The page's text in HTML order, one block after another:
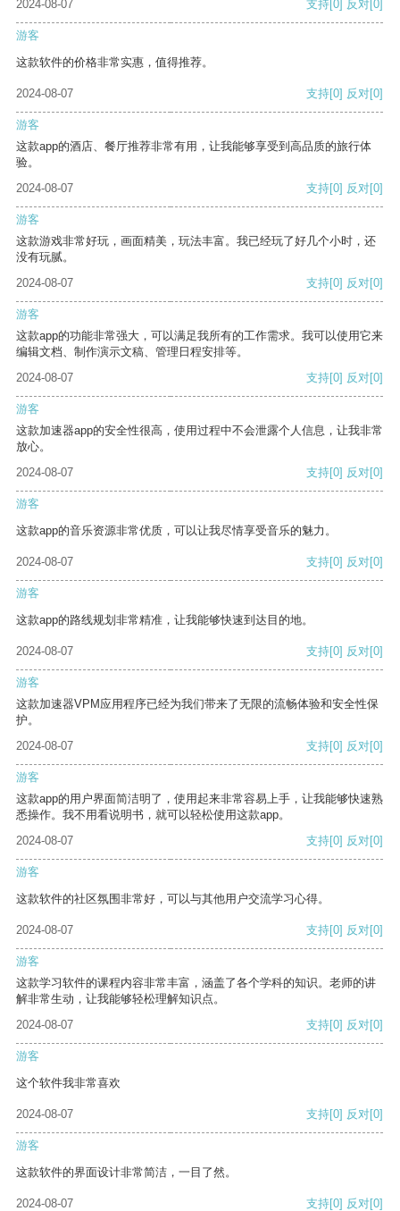
2024-08-07 支持 [0] 反对 [0]
游客
这款软件的价格非常实惠，值得推荐。
2024-08-07 支持[0] 反对[0]
游客
这款app的酒店、餐厅推荐非常有用，让我能够享受到高品质的旅行体
验。
2024-08-07
支持[0] 反对[0]
游客
这款游戏非常好玩，画面精美，玩法丰富。我已经玩了好几个小时，还
没有玩腻。
2024-08-07
支持[0] 反对[0]
游客
这款app的功能非常强大，可以满足我所有的工作需求。我可以使用它来
编辑文档、制作演示文稿、管理日程安排等。
2024-08-07
支持[0] 反对[0]
游客
这款加速器app的安全性很高，使用过程中不会泄露个人信息，让我非常
放心。
2024-08-07
支持[0] 反对[0]
游客
这款app的音乐资源非常优质，可以让我尽情享受音乐的魅力。
2024-08-07 支持[0] 反对[0]
游客
这款app的路线规划非常精准，让我能够快速到达目的地。
2024-08-07 支持[0] 反对[0]
游客
这款加速器VPM应用程序已经为我们带来了无限的流畅体验和安全性保
护。
2024-08-07
支持[0] 反对[0]
游客
这款app的用户界面简洁明了，使用起来非常容易上手，让我能够快速熟
悉操作。我不用看说明书，就可以轻松使用这款app。
2024-08-07
支持[0] 反对[0]
游客
这款软件的社区氛围非常好，可以与其他用户交流学习心得。
2024-08-07 支持[0] 反对[0]
游客
这款学习软件的课程内容非常丰富，涵盖了各个学科的知识。老师的讲
解非常生动，让我能够轻松理解知识点。
2024-08-07
支持[0] 反对[0]
游客
这个软件我非常喜欢
2024-08-07 支持[0] 反对[0]
游客
这款软件的界面设计非常简洁，一目了然。
2024-08-07 支持[0] 反对[0]